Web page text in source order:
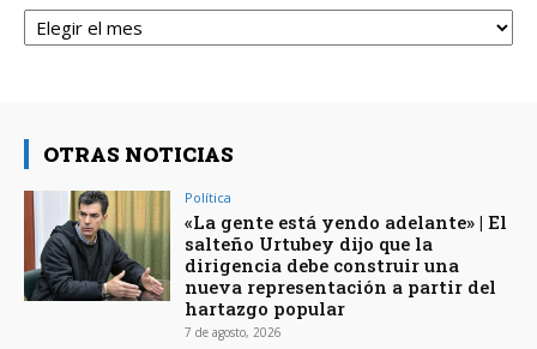
Archivos
OTRAS NOTICIAS
Política
«La gente está yendo adelante» | El
salteño Urtubey dijo que la
dirigencia debe construir una
nueva representación a partir del
hartazgo popular
7 de agosto, 2026